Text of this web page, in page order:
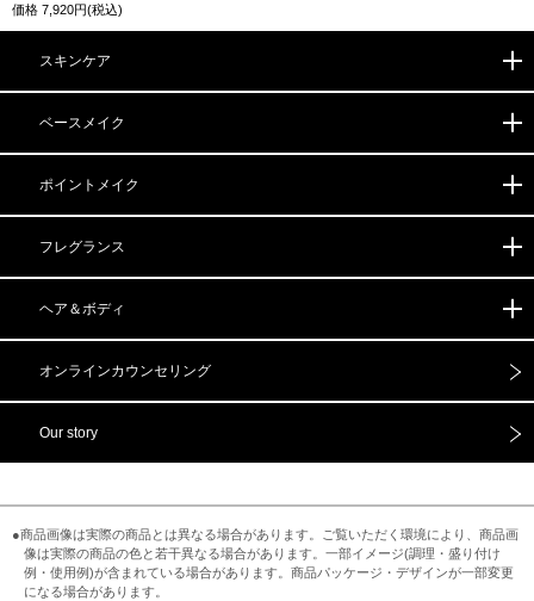
価格 7,920円(税込)
スキンケア
ベースメイク
ポイントメイク
フレグランス
ヘア＆ボディ
オンラインカウンセリング
Our story
●商品画像は実際の商品とは異なる場合があります。ご覧いただく環境により、商品画
像は実際の商品の色と若干異なる場合があります。一部イメージ(調理・盛り付け
例・使用例)が含まれている場合があります。商品パッケージ・デザインが一部変更
になる場合があります。